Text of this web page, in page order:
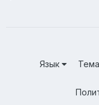
Язык Тема